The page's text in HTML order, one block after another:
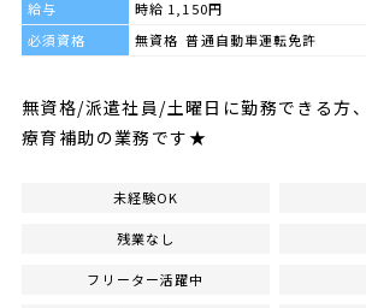
給与
時給 1,150円
必須資格
無資格 普通自動車運転免許
無資格/派遣社員/土曜日に勤務できる方
療育補助の業務です★
未経験OK
残業なし
フリーター活躍中